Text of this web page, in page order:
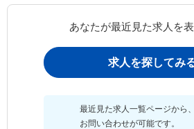
あなたが最近見た求人を
求人を探してみ
最近見た求人一覧ページから、
お問い合わせが可能です。